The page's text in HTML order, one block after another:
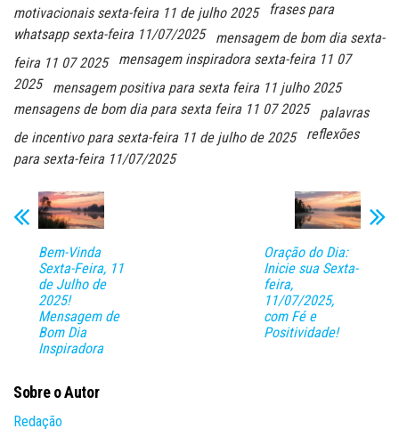
motivacionais sexta-feira 11 de julho 2025
frases para
whatsapp sexta-feira 11/07/2025
mensagem de bom dia sexta-
feira 11 07 2025
mensagem inspiradora sexta-feira 11 07
2025
mensagem positiva para sexta feira 11 julho 2025
mensagens de bom dia para sexta feira 11 07 2025
palavras
de incentivo para sexta-feira 11 de julho de 2025
reflexões
para sexta-feira 11/07/2025
Bem-Vinda
Sexta-Feira, 11
de Julho de
2025!
Mensagem de
Bom Dia
Inspiradora
Oração do Dia:
Inicie sua Sexta-
feira,
11/07/2025,
com Fé e
Positividade!
Sobre o Autor
Redação